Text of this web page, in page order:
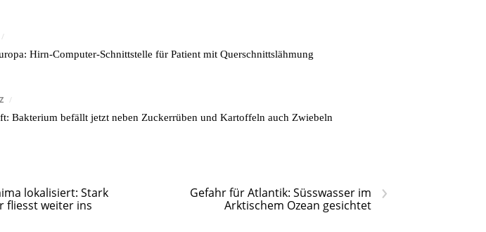
/
Hirn-Computer-Schnittstelle für Patient mit Querschnittslähmung
/
Bakterium befällt jetzt neben Zuckerrüben und Kartoffeln auch Zwiebeln
lokalisiert: Stark
fliesst weiter ins
›
Gefahr für Atlantik: Süsswasser im
Arktischem Ozean gesichtet